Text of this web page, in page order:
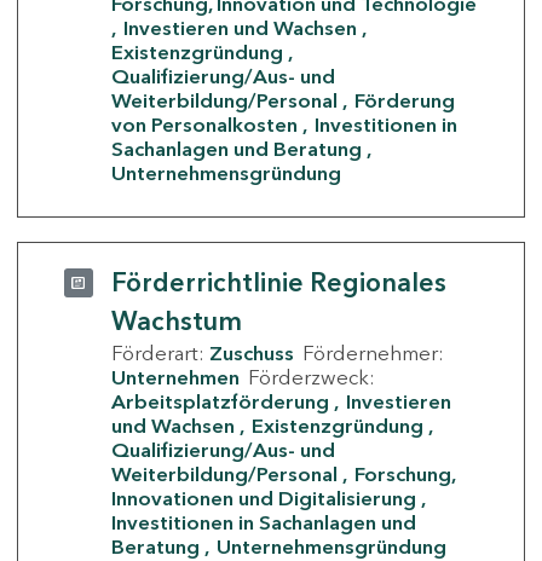
Investieren und Wachsen
Existenzgründung
Qualifizierung/Aus- und
Weiterbildung/Personal
Förderung
von Personalkosten
Investitionen in
Sachanlagen und Beratung
Unternehmensgründung
Förderrichtlinie Regionales
Wachstum
Förderart: Zuschuss Fördernehmer:
Unternehmen Förderzweck:
Arbeitsplatzförderung
Investieren
und Wachsen
Existenzgründung
Qualifizierung/Aus- und
Weiterbildung/Personal
Forschung,
Innovationen und Digitalisierung
Investitionen in Sachanlagen und
Beratung
Unternehmensgründung